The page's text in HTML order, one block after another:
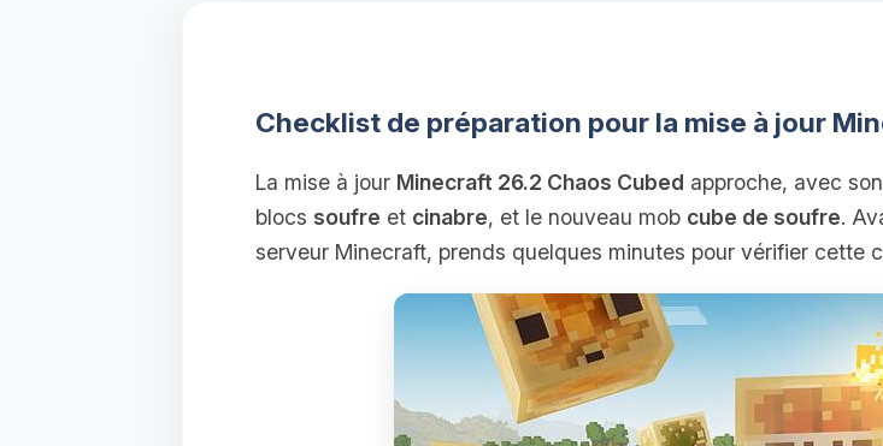
Checklist de préparation pour la mise à jour
La mise à jour Minecraft 26.2 Chaos Cubed approche, avec
blocs soufre et cinabre, et le nouveau mob cube de soufre.
serveur Minecraft, prends quelques minutes pour vérifier cette